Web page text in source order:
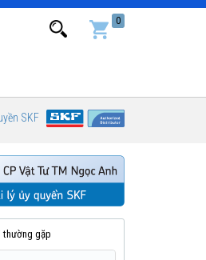
0
SKF
thường gặp